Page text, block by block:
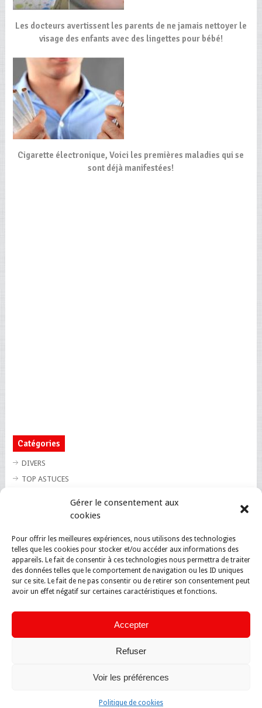
Gérer le consentement aux
cookies
Pour offrir les meilleures expériences, nous utilisons des technologies
telles que les cookies pour stocker et/ou accéder aux informations des
appareils. Le fait de consentir à ces technologies nous permettra de traiter
des données telles que le comportement de navigation ou les ID uniques
sur ce site. Le fait de ne pas consentir ou de retirer son consentement peut
avoir un effet négatif sur certaines caractéristiques et fonctions.
Accepter
Refuser
Voir les préférences
Politique de cookies
Les docteurs avertissent les parents de ne jamais nettoyer le
visage des enfants avec des lingettes pour bébé!
Cigarette électronique, Voici les premières maladies qui se
sont déjà manifestées!
Catégories
DIVERS
TOP ASTUCES
TOP INSOLITE
TOP SANTE
Copyright © 2026.